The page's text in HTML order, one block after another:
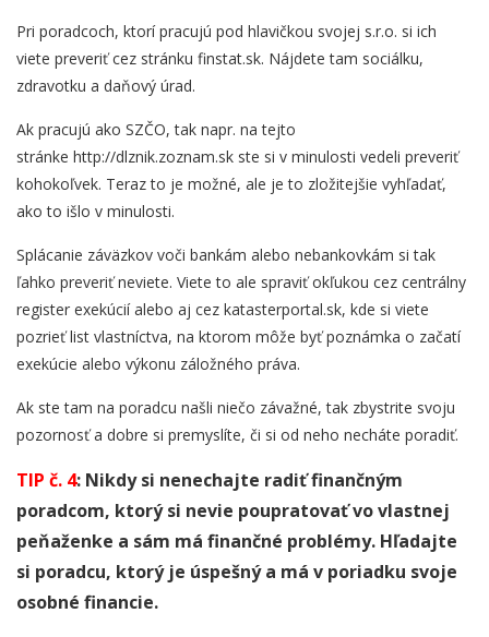
Pri poradcoch, ktorí pracujú pod hlavičkou svojej s.r.o. si ich
viete preveriť cez stránku finstat.sk. Nájdete tam sociálku,
zdravotku a daňový úrad.
Ak pracujú ako SZČO, tak napr. na tejto
stránke http://dlznik.zoznam.sk ste si v minulosti vedeli preveriť
kohokoľvek. Teraz to je možné, ale je to zložitejšie vyhľadať,
ako to išlo v minulosti.
Splácanie záväzkov voči bankám alebo nebankovkám si tak
ľahko preveriť neviete. Viete to ale spraviť okľukou cez centrálny
register exekúcií alebo aj cez katasterportal.sk, kde si viete
pozrieť list vlastníctva, na ktorom môže byť poznámka o začatí
exekúcie alebo výkonu záložného práva.
Ak ste tam na poradcu našli niečo závažné, tak zbystrite svoju
pozornosť a dobre si premyslíte, či si od neho necháte poradiť.
TIP č. 4: Nikdy si nenechajte radiť finančným
poradcom, ktorý si nevie poupratovať vo vlastnej
peňaženke a sám má finančné problémy. Hľadajte
si poradcu, ktorý je úspešný a má v poriadku svoje
osobné financie.